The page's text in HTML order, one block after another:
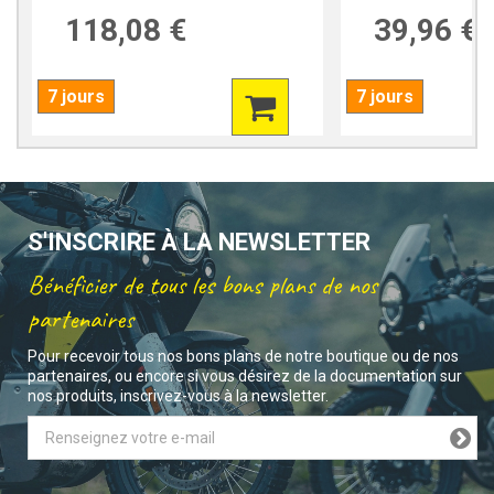
118,08 €
7 jours
39,96 €
7 jours
S'INSCRIRE À LA NEWSLETTER
Bénéficier de tous les bons plans de nos
partenaires
Pour recevoir tous nos bons plans de notre boutique ou de nos
partenaires, ou encore si vous désirez de la documentation sur
nos produits, inscrivez-vous à la newsletter.